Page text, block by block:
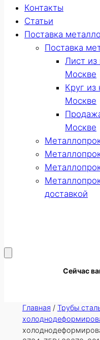
Контакты
Статьи
Поставка
Поставка
Лист
Москве
Круг
Москве
Москве
доставкой
Сейчас
Главная / Трубы